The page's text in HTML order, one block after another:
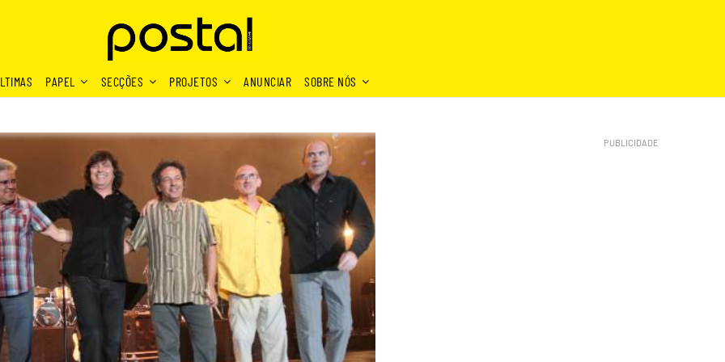
PAPEL SECÇÕES PROJETOS ANUNCIAR SOBRE NÓS